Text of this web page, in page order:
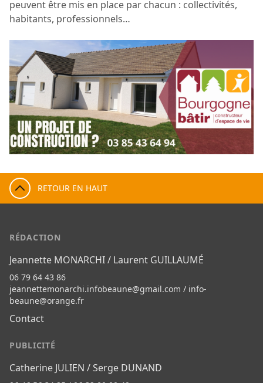
peuvent être mis en place par chacun : collectivités,
habitants, professionnels…
RETOUR EN HAUT
RÉDACTION
Jeannette MONARCHI / Laurent GUILLAUMÉ
06 79 64 43 86
jeannettemonarchi.infobeaune@gmail.com / info-
beaune@orange.fr
Contact
PUBLICITÉ
Catherine JULIEN / Serge DUNAND